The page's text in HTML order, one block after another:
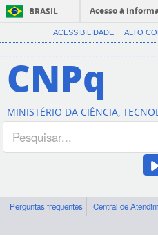
BRASIL
Acesso à
ACESSIBILIDADE ALTO
CNPq
MINISTÉRIO DA CIÊNCIA,
Perguntas frequentes Central de